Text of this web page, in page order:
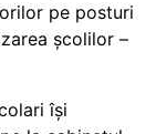
pe posturi
școlilor –
își